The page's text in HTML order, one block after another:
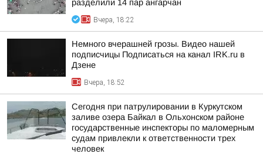
разделили 14 пар ангарчан
Вчера, 18:22
Немного вчерашней грозы. Видео нашей
подписчицы Подписаться на канал IRK.ru в
Дзене
Вчера, 18:52
Сегодня при патрулировании в Куркутском
заливе озера Байкал в Ольхонском районе
государственные инспекторы по маломерным
судам привлекли к ответственности трех
человек